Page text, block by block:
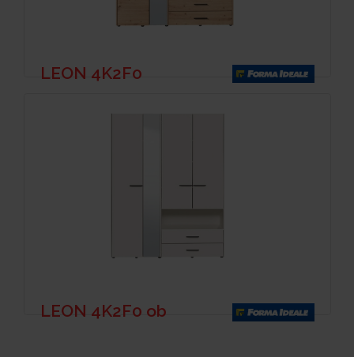
LEON 4K2F0
LEON 4K2F0 ob